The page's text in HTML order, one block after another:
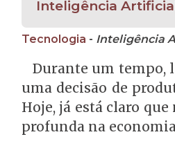
Inteligência
Tecnologia - Inteligência
Durante um tempo,
uma decisão de
Hoje, já está claro
profunda na